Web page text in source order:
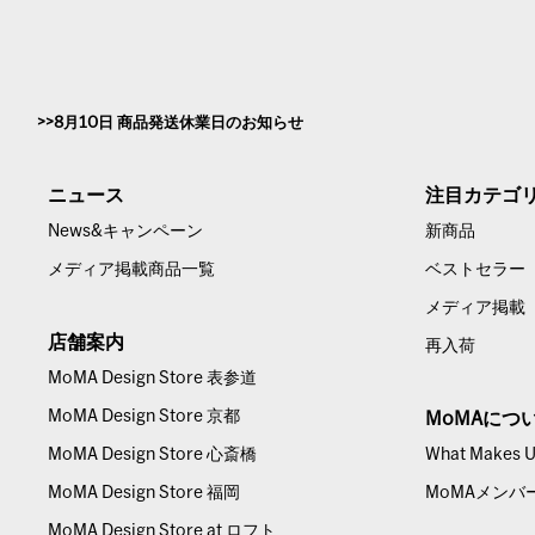
8月10日 商品発送休業日のお知らせ
ニュース
News&キャンペーン
メディア掲載商品一覧
店舗案内
MoMA Design Store 表参道
MoMA Design Store 京都
MoMA Design Store 心斎橋
MoMA Design Store 福岡
MoMA Design Store at ロフト
注目カテゴ
新商品
ベストセラー
メディア掲載
再入荷
MoMAにつ
What Makes
MoMAメンバ